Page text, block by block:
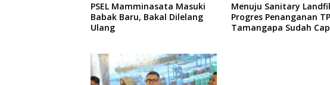
PSEL Mamminasata Masuki
Babak Baru, Bakal Dilelang
Ulang
Menuju Sanitary
Progres Penanganan
Tamangapa Sudah